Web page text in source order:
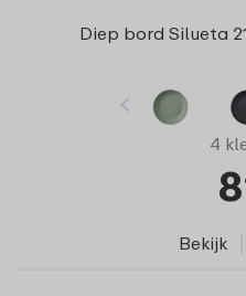
Diep bord Silueta
4
8
Bekijk